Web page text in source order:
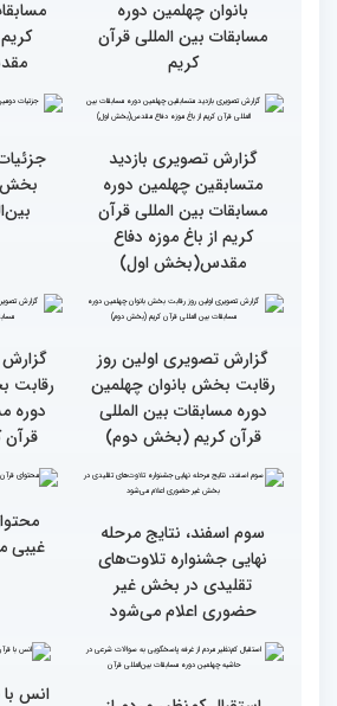
رقابت بخش برادران
چهلمین دوره مسابقات
بین‌المللی قرآن کریم(بخش
گزارش تصویری مراسم قرعه
کشی متسابقین بخش
بانوان چهلمین دوره
مسابقات بین المللی قرآن
گزارش تصویری بازدید
متسابقین چهلمین دوره
مسابقات بین المللی قرآن
مقدس(بخش اول)
بخش
گزارش تصویری اولین روز
رقابت بخش بانوان چهلمین
دوره مسابقات بین المللی
قرآن کریم (بخش دوم)
دوره